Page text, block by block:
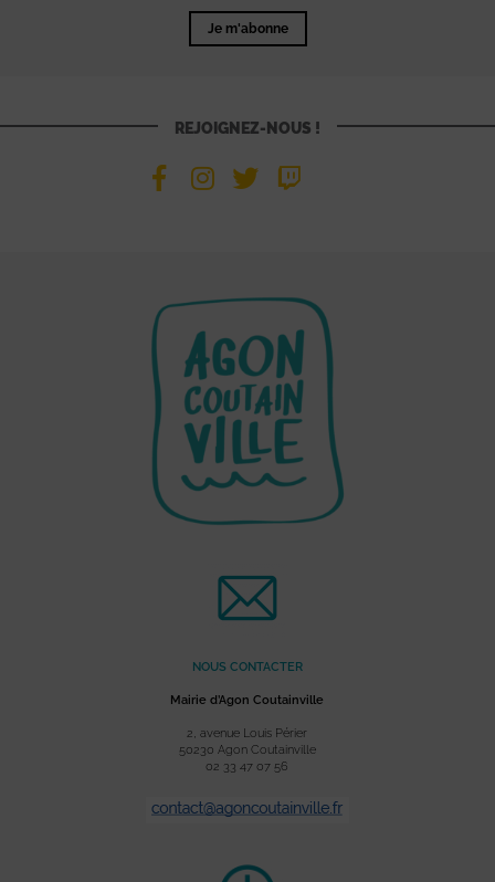
Je m'abonne
REJOIGNEZ-NOUS !
NOUS CONTACTER
Mairie d’Agon Coutainville
2, avenue Louis Périer
50230 Agon Coutainville
02 33 47 07 56